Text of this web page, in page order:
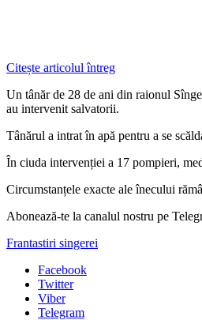
Citește articolul întreg
Un tânăr de 28 de ani din raionul
au intervenit salvatorii.
Tânărul a intrat în apă pentru a se
În ciuda intervenției a 17 pompieri,
Circumstanțele exacte ale înecului
Abonează-te la canalul nostru pe
Frantastiri singerei
Facebook
Twitter
Viber
Telegram